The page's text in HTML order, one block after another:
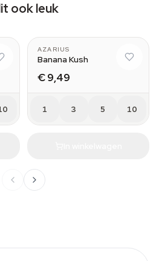
ook leuk
AZARIUS
Banana Kush
€ 9,49
1 3 5 10